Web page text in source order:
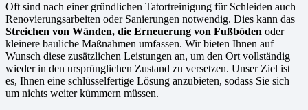
Oft sind nach einer gründlichen Tatortreinigung für Schleiden auch
Renovierungsarbeiten oder Sanierungen notwendig. Dies kann das
Streichen von Wänden, die Erneuerung von Fußböden oder
kleinere bauliche Maßnahmen umfassen. Wir bieten Ihnen auf
Wunsch diese zusätzlichen Leistungen an, um den Ort vollständig
wieder in den ursprünglichen Zustand zu versetzen. Unser Ziel ist
es, Ihnen eine schlüsselfertige Lösung anzubieten, sodass Sie sich
um nichts weiter kümmern müssen.